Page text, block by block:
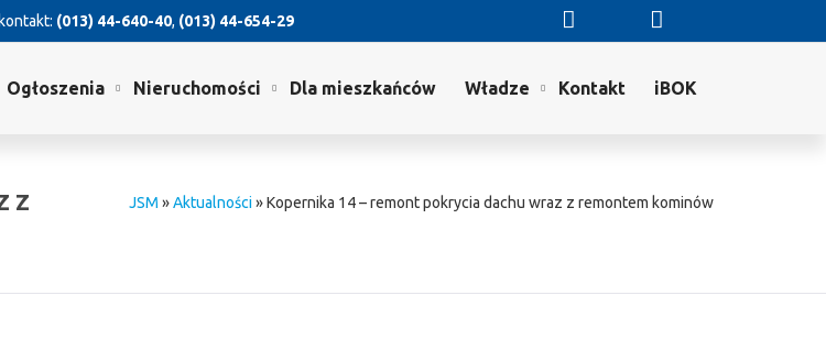
(013) 44-640-40, (013) 44-654-29
Ogłoszenia Nieruchomości Dla mieszkańców Władze Kontakt iBOK
Z
JSM »Aktualności»Kopernika 14 – remont pokrycia dachu wraz z remontem kominów